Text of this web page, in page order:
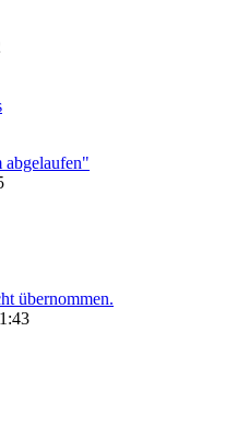
abgelaufen"
übernommen.